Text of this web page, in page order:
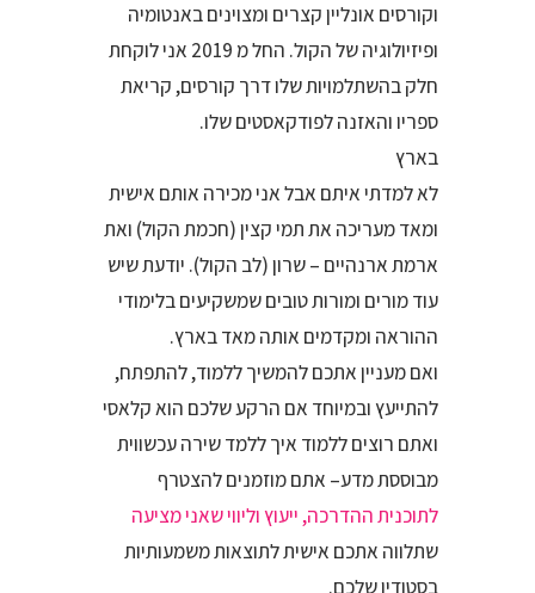
וקורסים אונליין קצרים ומצוינים באנטומיה
ופיזיולוגיה של הקול. החל מ 2019 אני לוקחת
חלק בהשתלמויות שלו דרך קורסים, קריאת
ספריו והאזנה לפודקאסטים שלו.
בארץ
לא למדתי איתם אבל אני מכירה אותם אישית
ומאד מעריכה את תמי קצין (חכמת הקול) ואת
ארמת ארנהיים – שרון (לב הקול). יודעת שיש
עוד מורים ומורות טובים שמשקיעים בלימודי
ההוראה ומקדמים אותה מאד בארץ.
ואם מעניין אתכם להמשיך ללמוד, להתפתח,
להתייעץ ובמיוחד אם הרקע שלכם הוא קלאסי
ואתם רוצים ללמוד איך ללמד שירה עכשווית
מבוססת מדע– אתם מוזמנים להצטרף
לתוכנית ההדרכה, ייעוץ וליווי שאני מציעה
שתלווה אתכם אישית לתוצאות משמעותיות
בסטודיו שלכם.